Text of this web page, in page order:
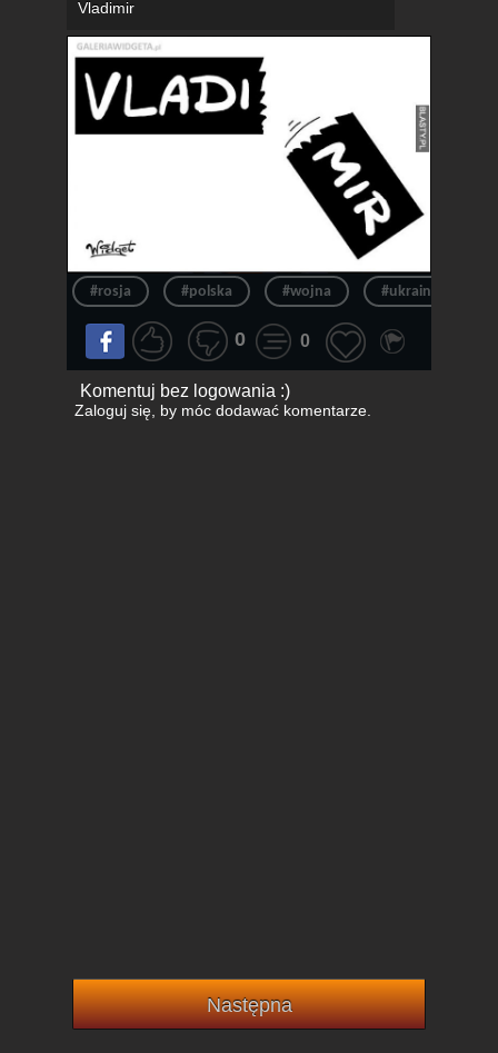
Vladimir
#rosja #polska #wojna #ukraina
0 0
Komentuj bez logowania :)
Zaloguj się, by móc dodawać komentarze.
Następna